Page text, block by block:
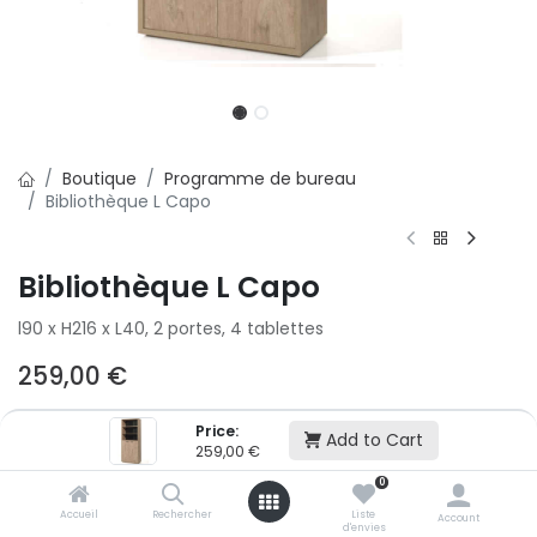
Price:
259,00 € Add to Cart
Accueil Rechercher
0
Liste
d'envies
Account
Boutique
Programme de bureau
Bibliothèque L Capo
Bibliothèque L Capo
l90 x H216 x L40, 2 portes, 4 tablettes
259,00 €
Ajouter au panier
Ajouter à la liste d'envie